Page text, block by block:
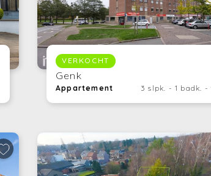
VERKOCHT
Genk
Appartement 3 slpk. - 1 badk. -